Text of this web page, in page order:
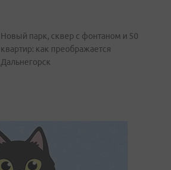
Новый парк, сквер с фонтаном и 50
квартир: как преображается
Дальнегорск